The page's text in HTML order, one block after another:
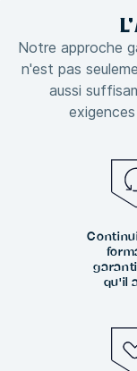
L'
Notre approche
n'est pas
aussi
qu'il